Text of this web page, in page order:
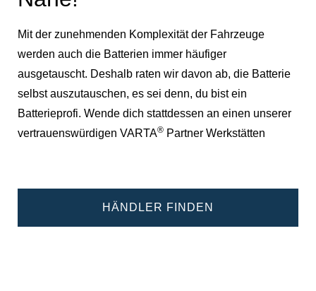
Mit der zunehmenden Komplexität der Fahrzeuge
werden auch die Batterien immer häufiger
ausgetauscht. Deshalb raten wir davon ab, die Batterie
selbst auszutauschen, es sei denn, du bist ein
Batterieprofi. Wende dich stattdessen an einen unserer
vertrauenswürdigen VARTA® Partner Werkstätten
HÄNDLER FINDEN